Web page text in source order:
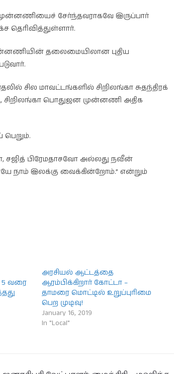
சேர்ந்தவராகவே இருப்பார்
தெரிவித்துள்ளார்.
தலைமையிலான புதிய
சில மாவட்டங்களில் சிறிலங்கா சுதந்திரக்
சிறிலங்கா பொதுஜன முன்னணி அதிக
சஜித் பிரேமதாசவோ அல்லது நவீன்
நாம் இலக்கு வைக்கின்றோம்.” என்றும்
வரை
அரசியல் ஆட்டத்தை
ஆரம்பிக்கிறார் கோட்டா –
தாமரை மொட்டில் உறுப்புரிமை
பெற முடிவு!
January 16, 2019
In "Local"